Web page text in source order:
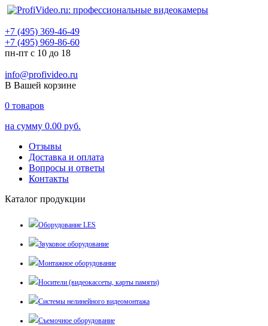
+7 (495) 369-46-49
+7 (495) 969-86-60
пн-пт с 10 до 18
info@profivideo.ru
В Вашей корзине
0 товаров
на сумму 0.00 руб.
Отзывы
Доставка и оплата
Вопросы и ответы
Контакты
Каталог продукции
Оборудование LES
Звуковое оборудование
Монтажное оборудование
Носители (видеокассеты, карты памяти)
Системы нелинейного видеомонтажа
Съемочное оборудование